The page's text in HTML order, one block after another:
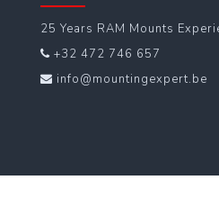
25 Years RAM Mounts
+32 472 746 657
info@mountingexpert.be